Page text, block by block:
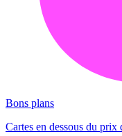
Bons plans
Cartes en dessous du prix